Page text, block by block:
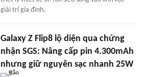
giải trí gia đình.
Galaxy Z Flip8 lộ diện qua chứng
nhận SGS: Nâng cấp pin 4.300mAh
nhưng giữ nguyên sạc nhanh 25W